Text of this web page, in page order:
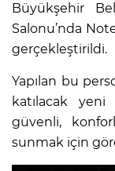
Büyükşehir
Salonu’nda
gerçekleştirildi.
Yapılan bu
katılacak
güvenli,
sunmak için